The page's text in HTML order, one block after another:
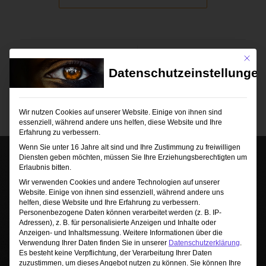
Sie sehen gerade einen Platzhalterinhalt von
TrustIndex. Um auf den eigentlichen Inhalt
zuzugreifen, klicken Sie auf die Schaltfläche unten.
Mit
Datenschutzeinstellungen
Wir nutzen Cookies auf unserer Website. Einige von ihnen sind
essenziell, während andere uns helfen, diese Website und Ihre
Erfahrung zu verbessern.
Wenn Sie unter 16 Jahre alt sind und Ihre Zustimmung zu freiwilligen
Diensten geben möchten, müssen Sie Ihre Erziehungsberechtigten um
Erlaubnis bitten.
Wir verwenden Cookies und andere Technologien auf unserer
Website. Einige von ihnen sind essenziell, während andere uns
helfen, diese Website und Ihre Erfahrung zu verbessern.
Personenbezogene Daten können verarbeitet werden (z. B. IP-
Adressen), z. B. für personalisierte Anzeigen und Inhalte oder
Anzeigen- und Inhaltsmessung. Weitere Informationen über die
Verwendung Ihrer Daten finden Sie in unserer Datenschutzerklärung.
Es besteht keine Verpflichtung, der Verarbeitung Ihrer Daten
zuzustimmen, um dieses Angebot nutzen zu können. Sie können Ihre